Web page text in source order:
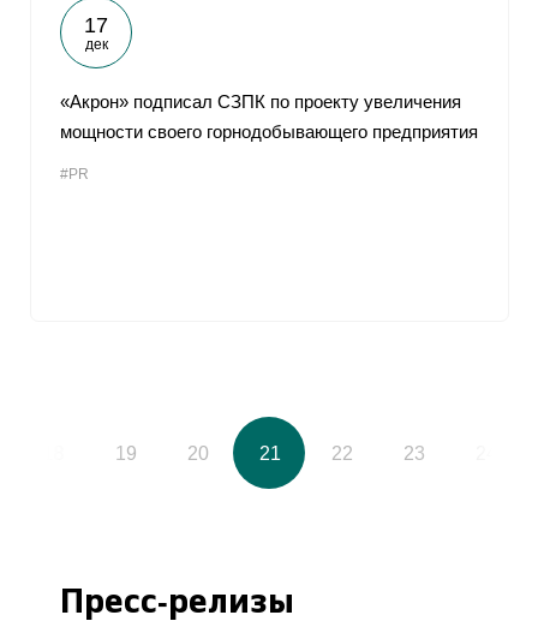
17
дек
«Акрон» подписал СЗПК по проекту увеличения
мощности своего горнодобывающего предприятия
#PR
19 20 21 22 23
Пресс-релизы